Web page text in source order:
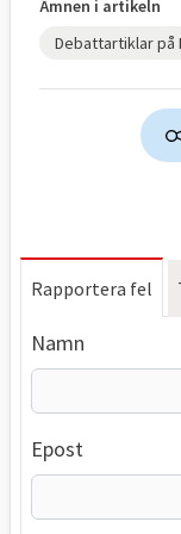
Ämnen i artikeln
Debattartiklar på
Rapportera fel
Namn
Epost